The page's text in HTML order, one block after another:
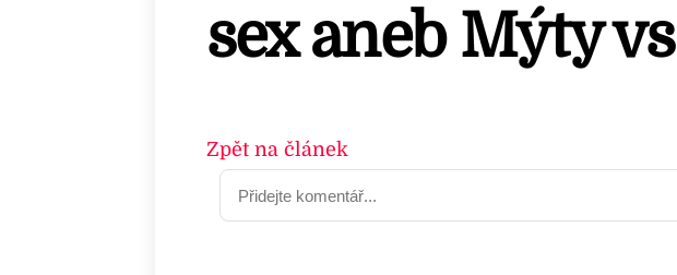
sex aneb Mýty
Zpět na článek